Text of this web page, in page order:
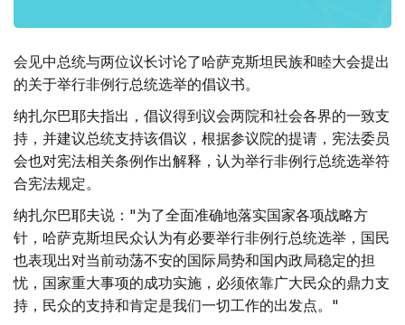
会见中总统与两位议长讨论了哈萨克斯坦民族和睦大会提出
的关于举行非例行总统选举的倡议书。
纳扎尔巴耶夫指出，倡议得到议会两院和社会各界的一致支
持，并建议总统支持该倡议，根据参议院的提请，宪法委员
会也对宪法相关条例作出解释，认为举行非例行总统选举符
合宪法规定。
纳扎尔巴耶夫说："为了全面准确地落实国家各项战略方
针，哈萨克斯坦民众认为有必要举行非例行总统选举，国民
也表现出对当前动荡不安的国际局势和国内政局稳定的担
忧，国家重大事项的成功实施，必须依靠广大民众的鼎力支
持，民众的支持和肯定是我们一切工作的出发点。"